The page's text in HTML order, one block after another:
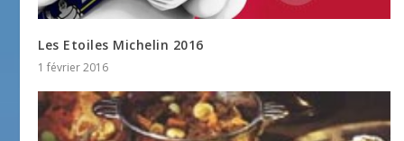
Les Etoiles Michelin 2016
1 février 2016